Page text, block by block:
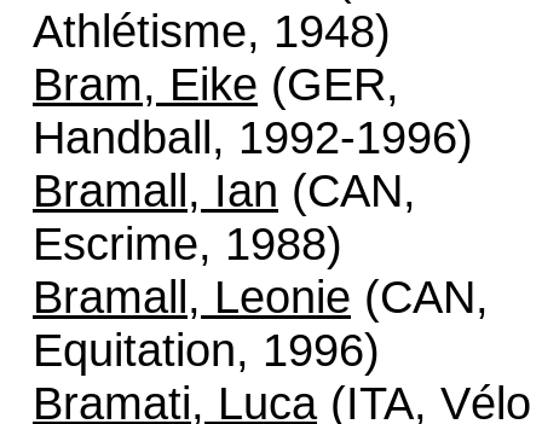
Athlétisme, 1948)
Bram, Eike (GER,
Handball, 1992-1996)
Bramall, Ian (CAN,
Escrime, 1988)
Bramall, Leonie (CAN,
Equitation, 1996)
Bramati, Luca(ITA, Vélo